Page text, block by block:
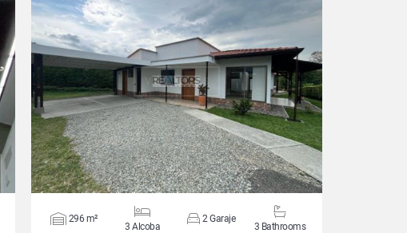
VIEW DETAILS
296 m²
3 Alcoba
2 Garaje
3 Bathrooms